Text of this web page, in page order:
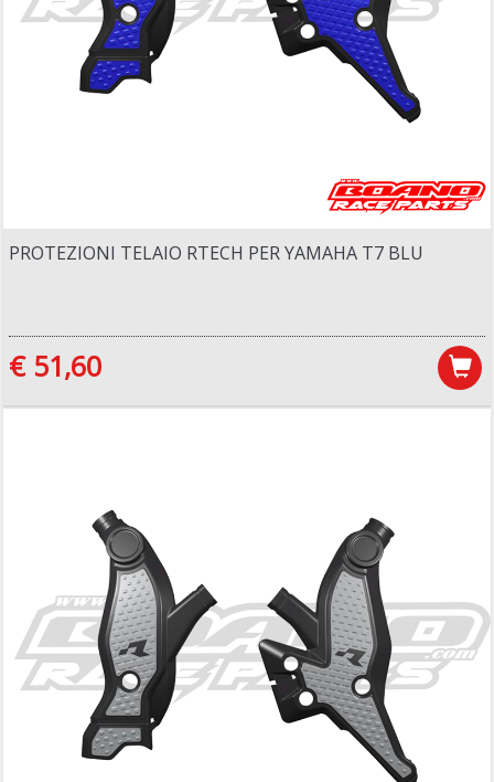
PROTEZIONI TELAIO RTECH PER YAMAHA T7 BLU
€ 51,60